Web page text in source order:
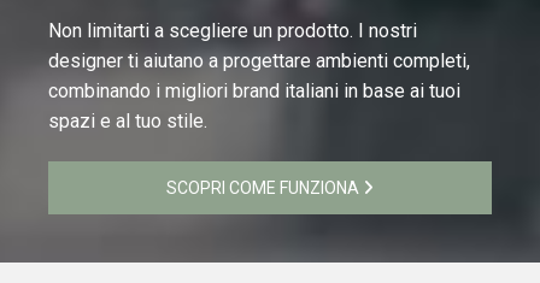
Non limitarti a scegliere un prodotto. I nostri
designer ti aiutano a progettare ambienti completi,
combinando i migliori brand italiani in base ai tuoi
spazi e al tuo stile.
SCOPRI COME FUNZIONA